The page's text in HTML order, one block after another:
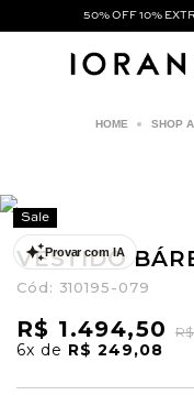
50% OFF 10%
SHOP
Provar com IA
Sale
VESTIDO
Cód: 310195-079
R$ 1.494,50
6x de R$ 249,08